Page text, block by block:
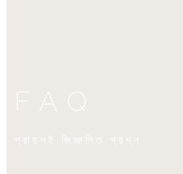
FAQ
প্রায়শই জিজ্ঞাসিত প্রশ্ন